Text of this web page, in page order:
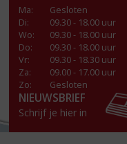
Ma:
Gesloten
Di:
09.30 - 18.00 uur
Wo:
09.30 - 18.00 uur
Do:
09.30 - 18.00 uur
Vr:
09.30 - 18.30 uur
Za:
09.00 - 17.00 uur
Zo:
Gesloten
NIEUWSBRIEF
Schrijf je hier in